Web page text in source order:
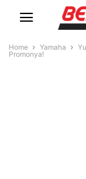
Home Yamaha
Promonya!